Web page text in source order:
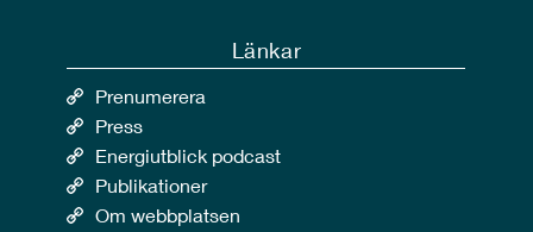
Länkar
Prenumerera
Press
Energiutblick podcast
Publikationer
Om webbplatsen